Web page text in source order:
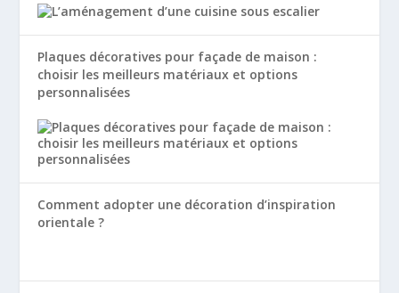
Plaques décoratives pour façade de maison :
choisir les meilleurs matériaux et options
personnalisées
Comment adopter une décoration d’inspiration
orientale ?